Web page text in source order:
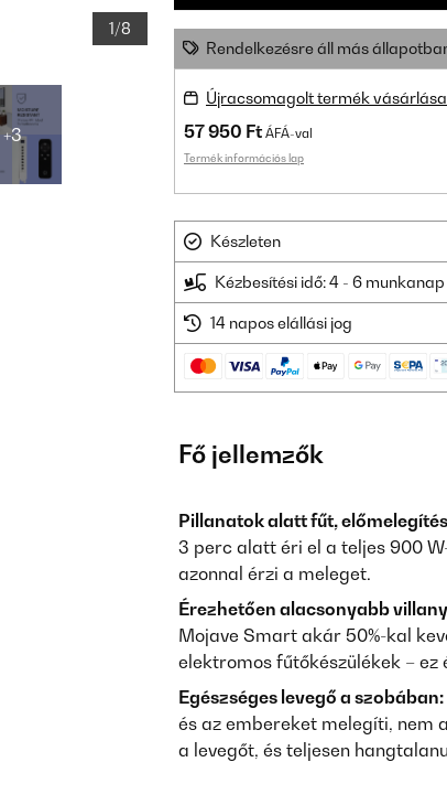
1/8
+3
Rendelkezésre áll más
Újracsomagolt termék vásárlása
57 950 Ft ÁFÁ-val
Termék információs lap
Készleten
Kézbesítési idő: 4 - 6 munkanap
14 napos elállási jog
Fő jellemzők
Pillanatok alatt fűt,
3 perc alatt éri el a teljes 900
azonnal érzi a meleget.
Érezhetően alacsonyabb
Mojave Smart akár 50%-kal
elektromos fűtőkészülékek – ez
Egészséges levegő a szobában:
és az embereket melegíti, nem
a levegőt, és teljesen